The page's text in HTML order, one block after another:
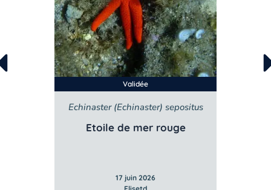
Validée
Echinaster (Echinaster) sepositus
Etoile de mer rouge
17 juin 2026